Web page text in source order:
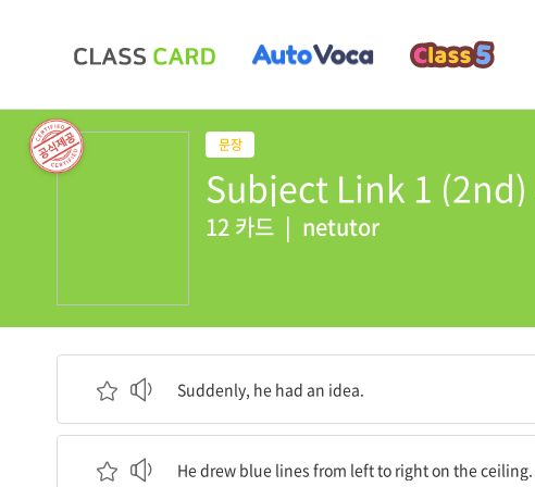
Subject Link 1 (2nd)
12 카드 | netutor
Suddenly, he had an idea.
He drew blue lines from left to right on the ceiling.